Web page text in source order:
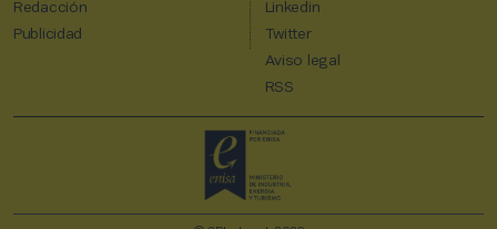
Redacción
Publicidad
Linkedin
Twitter
Aviso legal
RSS